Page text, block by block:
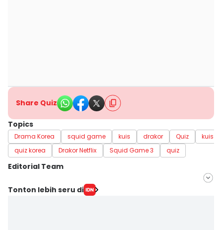
Share Quiz
Topics
Drama Korea squid game kuis drakor Quiz
kuis
quiz korea
Drakor Netflix Squid Game 3 quiz
Editorial Team
Editor
Tonton lebih seru di